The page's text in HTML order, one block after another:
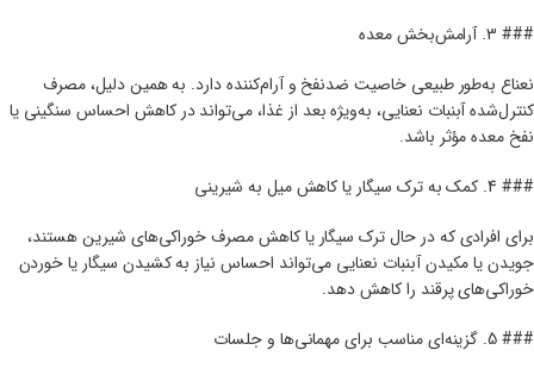
### 3. آرامش‌بخش معده
نعناع به‌طور طبیعی خاصیت ضدنفخ و آرام‌کننده دارد. به همین دلیل، مصرف
کنترل‌شده آبنبات نعنایی، به‌ویژه بعد از غذا، می‌تواند در کاهش احساس سنگینی یا
نفخ معده مؤثر باشد.
### 4. کمک به ترک سیگار یا کاهش میل به شیرینی
برای افرادی که در حال ترک سیگار یا کاهش مصرف خوراکی‌های شیرین هستند،
جویدن یا مکیدن آبنبات نعنایی می‌تواند احساس نیاز به کشیدن سیگار یا خوردن
خوراکی‌های پرقند را کاهش دهد.
### 5. گزینه‌ای مناسب برای مهمانی‌ها و جلسات